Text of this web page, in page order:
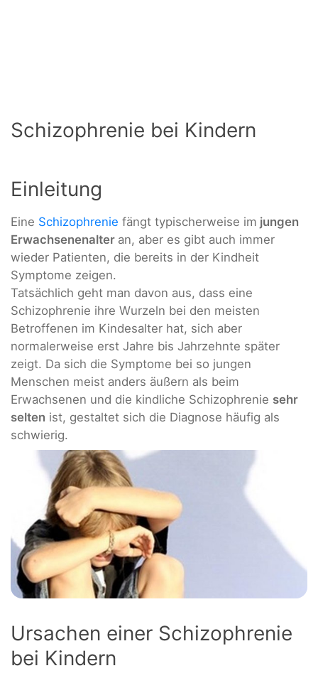
Schizophrenie bei Kindern
Einleitung
Eine Schizophrenie fängt typischerweise im jungen
Erwachsenenalter an, aber es gibt auch immer
wieder Patienten, die bereits in der Kindheit
Symptome zeigen.
Tatsächlich geht man davon aus, dass eine
Schizophrenie ihre Wurzeln bei den meisten
Betroffenen im Kindesalter hat, sich aber
normalerweise erst Jahre bis Jahrzehnte später
zeigt. Da sich die Symptome bei so jungen
Menschen meist anders äußern als beim
Erwachsenen und die kindliche Schizophrenie sehr
selten ist, gestaltet sich die Diagnose häufig als
schwierig.
Ursachen einer Schizophrenie
bei Kindern